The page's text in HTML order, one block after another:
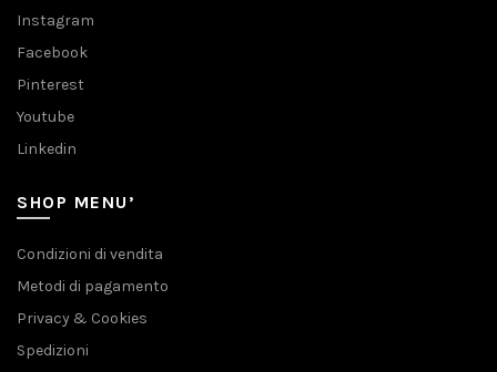
Instagram
Facebook
Pinterest
Youtube
Linkedin
SHOP MENU’
Condizioni di vendita
Metodi di pagamento
Privacy & Cookies
Spedizioni